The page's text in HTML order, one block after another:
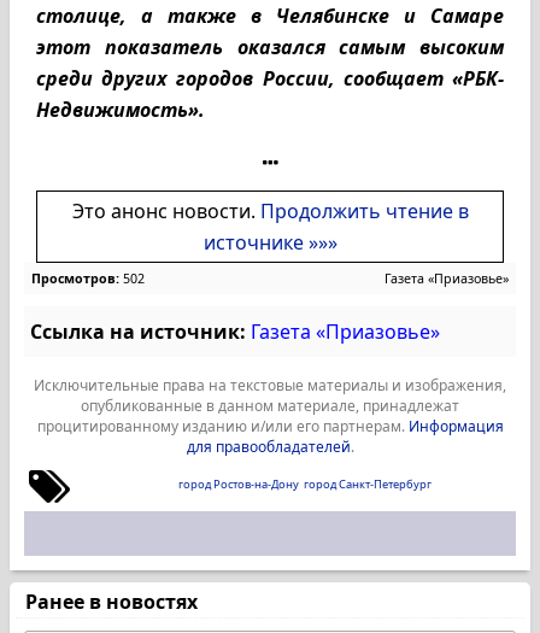
столице, а также в Челябинске и Самаре
этот показатель оказался самым высоким
среди других городов России, сообщает «РБК-
Недвижимость».
Это анонс новости. Продолжить чтение в
источнике »»»
Просмотров: 502 Газета «Приазовье»
Ссылка на источник: Газета «Приазовье»
Исключительные права на текстовые материалы и изображения,
опубликованные в данном материале, принадлежат
процитированному изданию и/или его партнерам. Информация
для правообладателей.
город Ростов-на-Дону город Санкт-Петербург
Ранее в новостях